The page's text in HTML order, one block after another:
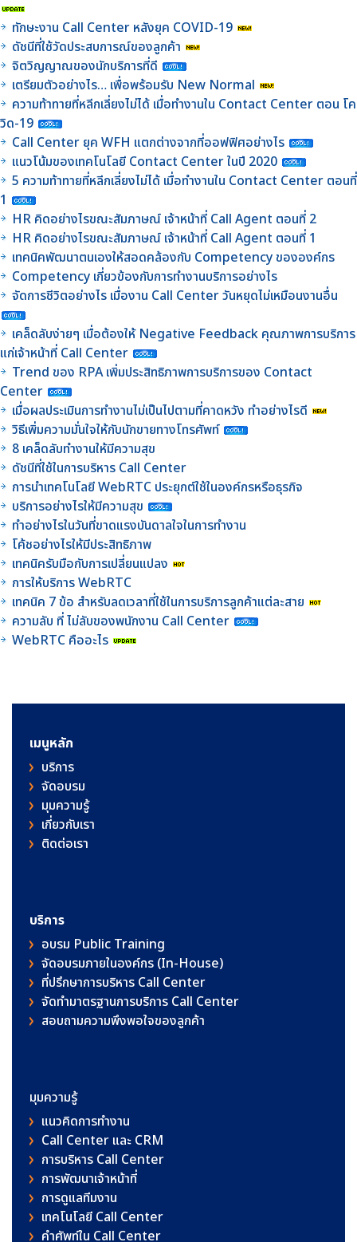
ทักษะงาน Call Center หลังยุค COVID-19
ดัชนีที่ใช้วัดประสบการณ์ของลูกค้า
จิตวิญญาณของนักบริการที่ดี
เตรียมตัวอย่างไร… เพื่อพร้อมรับ New Normal
ความท้าทายที่หลีกเลี่ยงไม่ได้ เมื่อทำงานใน Contact Center ตอน โค
วิด-19
Call Center ยุค WFH แตกต่างจากที่ออฟฟิศอย่างไร
แนวโน้มของเทคโนโลยี Contact Center ในปี 2020
5 ความท้าทายที่หลีกเลี่ยงไม่ได้ เมื่อทำงานใน Contact Center ตอนที่
1
HR คิดอย่างไรขณะสัมภาษณ์ เจ้าหน้าที่ Call Agent ตอนที่ 2
HR คิดอย่างไรขณะสัมภาษณ์ เจ้าหน้าที่ Call Agent ตอนที่ 1
เทคนิคพัฒนาตนเองให้สอดคล้องกับ Competency ขององค์กร
Competency เกี่ยวข้องกับการทำงานบริการอย่างไร
จัดการชีวิตอย่างไร เมื่องาน Call Center วันหยุดไม่เหมือนงานอื่น
เคล็ดลับง่ายๆ เมื่อต้องให้ Negative Feedback คุณภาพการบริการ
แก่เจ้าหน้าที่ Call Center
Trend ของ RPA เพิ่มประสิทธิภาพการบริการของ Contact
Center
เมื่อผลประเมินการทำงานไม่เป็นไปตามที่คาดหวัง ทำอย่างไรดี
วิธีเพิ่มความมั่นใจให้กับนักขายทางโทรศัพท์
8 เคล็ดลับทำงานให้มีความสุข
ดัชนีที่ใช้ในการบริหาร Call Center
การนำเทคโนโลยี WebRTC ประยุกต์ใช้ในองค์กรหรือธุรกิจ
บริการอย่างไรให้มีความสุข
ทำอย่างไรในวันที่ขาดแรงบันดาลใจในการทำงาน
โค้ชอย่างไรให้มีประสิทธิภาพ
เทคนิครับมือกับการเปลี่ยนแปลง
การให้บริการ WebRTC
เทคนิค 7 ข้อ สำหรับลดเวลาที่ใช้ในการบริการลูกค้าแต่ละสาย
ความลับ ที่ ไม่ลับของพนักงาน Call Center
WebRTC คืออะไร
เมนูหลัก
บริการ
จัดอบรม
มุมความรู้
เกี่ยวกับเรา
ติดต่อเรา
บริการ
อบรม Public Training
จัดอบรมภายในองค์กร (In-House)
ที่ปรึกษาการบริหาร Call Center
จัดทำมาตรฐานการบริการ Call Center
สอบถามความพึงพอใจของลูกค้า
มุมความรู้
แนวคิดการทำงาน
Call Center และ CRM
การบริหาร Call Center
การพัฒนาเจ้าหน้าที่
การดูแลทีมงาน
เทคโนโลยี Call Center
คําศัพท์ใน Call Center